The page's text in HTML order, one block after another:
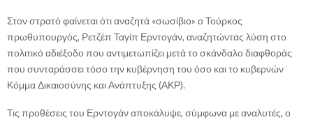
Στον στρατό φαίνεται ότι αναζητά «σωσίβιο» ο Τούρκος
πρωθυπουργός, Ρετζέπ Ταγίπ Ερντογάν, αναζητώντας λύση στο
πολιτικό αδιέξοδο που αντιμετωπίζει μετά το σκάνδαλο διαφθοράς
που συνταράσσει τόσο την κυβέρνηση του όσο και το κυβερνών
Κόμμα Δικαιοσύνης και Ανάπτυξης (ΑΚΡ).
Τις προθέσεις του Ερντογάν αποκάλυψε, σύμφωνα με αναλυτές, ο